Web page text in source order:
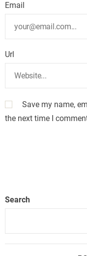
Email
Url
Save my name,
the next time I
Search